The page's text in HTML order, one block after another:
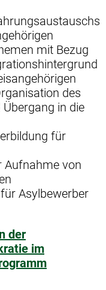
mit Bezug
des
in die
für
Aufnahme von
Asylbewerber
der
im